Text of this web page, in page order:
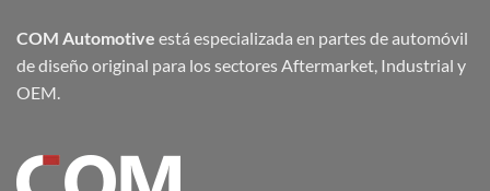
COM Automotive está especializada en partes de automóvil
de diseño original para los sectores Aftermarket, Industrial y
OEM.